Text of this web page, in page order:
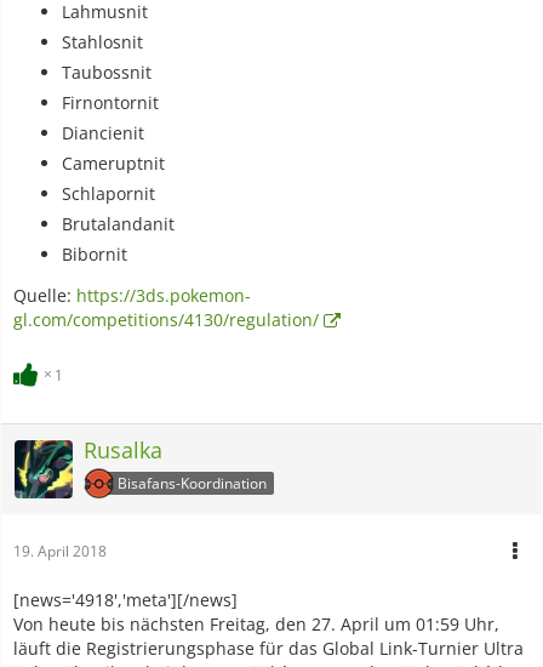
Lahmusnit
Stahlosnit
Taubossnit
Firnontornit
Diancienit
Cameruptnit
Schlapornit
Brutalandanit
Bibornit
Quelle: https://3ds.pokemon-
gl.com/competitions/4130/regulation/
1
Rusalka
Bisafans-Koordination
19. April 2018
[news='4918','meta'][/news]
Von heute bis nächsten Freitag, den 27. April um 01:59 Uhr,
läuft die Registrierungsphase für das Global Link-Turnier Ultra